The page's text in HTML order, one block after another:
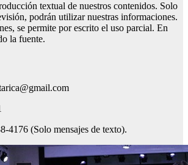
textual de nuestros contenidos. Solo
podrán utilizar nuestras informaciones.
se permite por escrito el uso parcial. En
la fuente.
4176 (Solo mensajes de texto).